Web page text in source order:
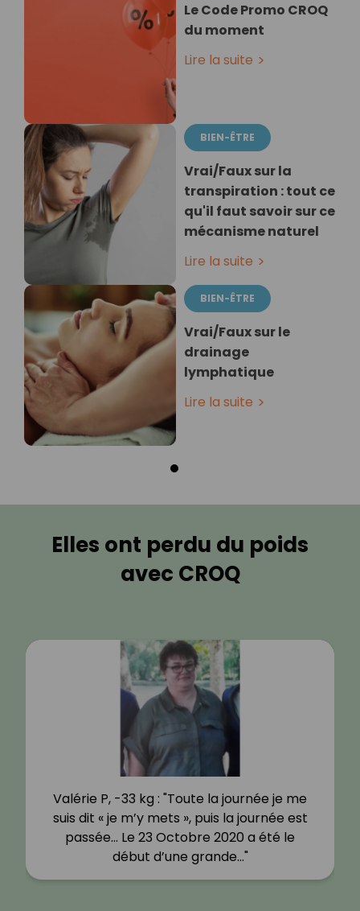
Le Code Promo CROQ
du moment
Lire la suite
BIEN-ÊTRE
Vrai/Faux sur la
transpiration : tout ce
qu'il faut savoir sur ce
mécanisme naturel
Lire la suite
BIEN-ÊTRE
Vrai/Faux sur le
drainage
lymphatique
Lire la suite
Elles ont perdu du poids
avec CROQ
Valérie P, -33 kg : "Toute la journée je me
suis dit « je m’y mets », puis la journée est
passée… Le 23 Octobre 2020 a été le
début d’une grande…"